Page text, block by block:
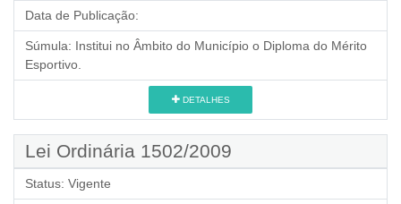
Data de Publicação:
Súmula: Institui no Âmbito do Município o Diploma do Mérito
Esportivo.
DETALHES
Lei Ordinária 1502/2009
Status: Vigente